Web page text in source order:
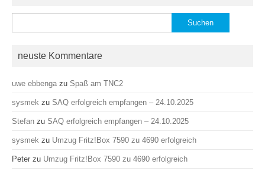
nach:
neuste Kommentare
uwe ebbenga zu Spaß am TNC2
sysmek zu SAQ erfolgreich empfangen – 24.10.2025
Stefan zu SAQ erfolgreich empfangen – 24.10.2025
sysmek zu Umzug Fritz!Box 7590 zu 4690 erfolgreich
Peter zu Umzug Fritz!Box 7590 zu 4690 erfolgreich